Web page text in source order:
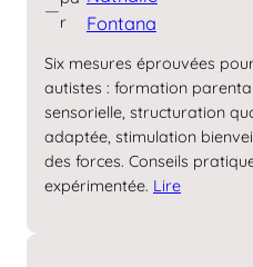
—
r
Fontana
Six mesures éprouvées
autistes : formation
sensorielle, structuration
adaptée, stimulation
des forces. Conseils
expérimentée. Lire